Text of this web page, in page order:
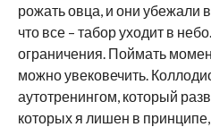
рожать овца, и они убежали
что все – табор уходит в
ограничения. Поймать
можно увековечить.
аутотренингом, который
которых я лишен в